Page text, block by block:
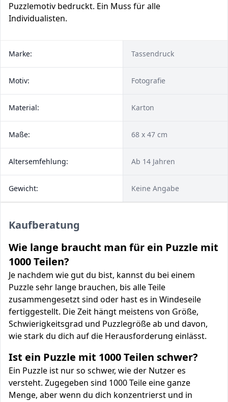
Puzzlemotiv bedruckt. Ein Muss für alle
Individualisten.
Marke: Tassendruck
Motiv: Fotografie
Material: Karton
Maße: 68 x 47 cm
Altersemfehlung: Ab 14 Jahren
Gewicht: Keine Angabe
Kaufberatung
Wie lange braucht man für ein Puzzle mit
1000 Teilen?
Je nachdem wie gut du bist, kannst du bei einem
Puzzle sehr lange brauchen, bis alle Teile
zusammengesetzt sind oder hast es in Windeseile
fertiggestellt. Die Zeit hängt meistens von Größe,
Schwierigkeitsgrad und Puzzlegröße ab und davon,
wie stark du dich auf die Herausforderung einlässt.
Ist ein Puzzle mit 1000 Teilen schwer?
Ein Puzzle ist nur so schwer, wie der Nutzer es
versteht. Zugegeben sind 1000 Teile eine ganze
Menge, aber wenn du dich konzentrierst und in